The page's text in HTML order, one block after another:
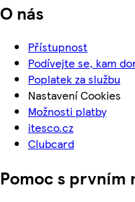
O nás
Přístupnost
Podívejte se, kam
Poplatek za službu
Nastavení Cookies
Možnosti platby
itesco.cz
Clubcard
Pomoc s prvním